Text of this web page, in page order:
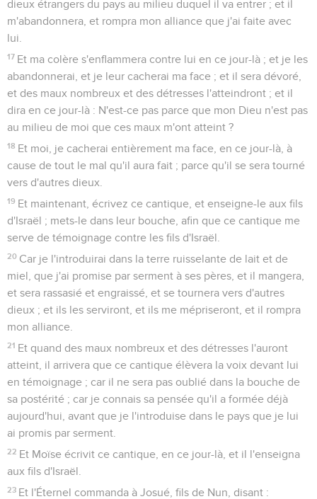
dieux étrangers du pays au milieu duquel il va entrer ; et il
m'abandonnera, et rompra mon alliance que j'ai faite avec
lui.
17 Et ma colère s'enflammera contre lui en ce jour-là ; et je les
abandonnerai, et je leur cacherai ma face ; et il sera dévoré,
et des maux nombreux et des détresses l'atteindront ; et il
dira en ce jour-là : N'est-ce pas parce que mon Dieu n'est pas
au milieu de moi que ces maux m'ont atteint ?
18 Et moi, je cacherai entièrement ma face, en ce jour-là, à
cause de tout le mal qu'il aura fait ; parce qu'il se sera tourné
vers d'autres dieux.
19 Et maintenant, écrivez ce cantique, et enseigne-le aux fils
d'Israël ; mets-le dans leur bouche, afin que ce cantique me
serve de témoignage contre les fils d'Israël.
20 Car je l'introduirai dans la terre ruisselante de lait et de
miel, que j'ai promise par serment à ses pères, et il mangera,
et sera rassasié et engraissé, et se tournera vers d'autres
dieux ; et ils les serviront, et ils me mépriseront, et il rompra
mon alliance.
21 Et quand des maux nombreux et des détresses l'auront
atteint, il arrivera que ce cantique élèvera la voix devant lui
en témoignage ; car il ne sera pas oublié dans la bouche de
sa postérité ; car je connais sa pensée qu'il a formée déjà
aujourd'hui, avant que je l'introduise dans le pays que je lui
ai promis par serment.
22 Et Moïse écrivit ce cantique, en ce jour-là, et il l'enseigna
aux fils d'Israël.
23 Et l'Éternel commanda à Josué, fils de Nun, disant :